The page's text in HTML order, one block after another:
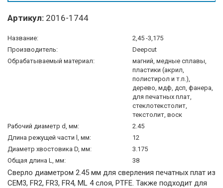
Артикул: 2016-1744
Название:
2,45 -3,175
Производитель:
Deepcut
Обрабатываемый материал:
магний, медные сплавы,
пластики (акрил,
полистирол и т.п.),
дерево, мдф, дсп, фанера,
для печатных плат,
стеклотекстолит,
текстолит, воск
Рабочий диаметр d, мм:
2.45
Длина режущей части l, мм:
12
Диаметр хвостовика D, мм:
3.175
Общая длина L, мм:
38
Сверло диаметром 2.45 мм для сверления печатных плат из
CEM3, FR2, FR3, FR4, ML 4 слоя, PTFE. Также подходит для